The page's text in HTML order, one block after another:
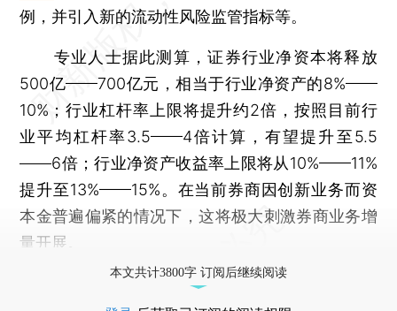
例，并引入新的流动性风险监管指标等。
专业人士据此测算，证券行业净资本将释放
500亿——700亿元，相当于行业净资产的8%——
10%；行业杠杆率上限将提升约2倍，按照目前行
业平均杠杆率3.5——4倍计算，有望提升至5.5
——6倍；行业净资产收益率上限将从10%——11%
提升至13%——15%。在当前券商因创新业务而资
本金普遍偏紧的情况下，这将极大刺激券商业务增
量开展。
本文共计3800字 订阅后继续阅读